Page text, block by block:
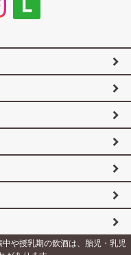
や授乳期の飲酒は、胎児・乳児